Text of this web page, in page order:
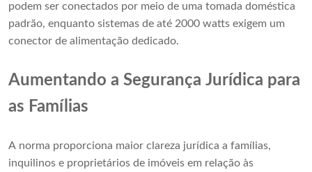
podem ser conectados por meio de uma tomada doméstica
padrão, enquanto sistemas de até 2000 watts exigem um
conector de alimentação dedicado.
Aumentando a Segurança Jurídica para
as Famílias
A norma proporciona maior clareza jurídica a famílias,
inquilinos e proprietários de imóveis em relação às